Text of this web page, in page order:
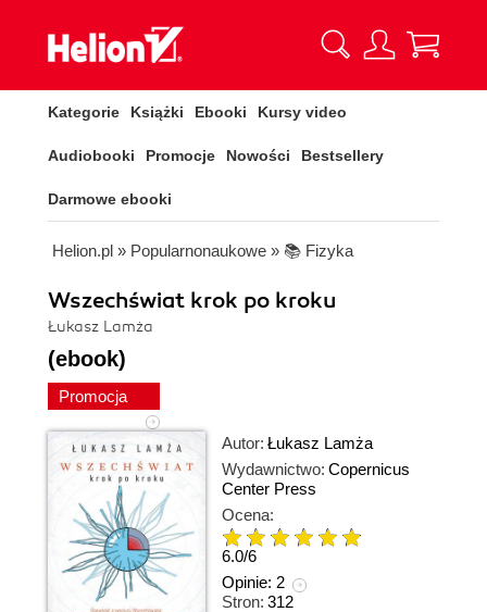
Kategorie Książki Ebooki Kursy video
Audiobooki Promocje Nowości Bestsellery
Darmowe ebooki
Helion.pl » Popularnonaukowe » 📚 Fizyka
Wszechświat krok po kroku
Łukasz Lamża
(ebook)
Promocja
Autor: Łukasz Lamża
Wydawnictwo: Copernicus
Center Press
Ocena:
6.0/6
Opinie: 2
Stron: 312